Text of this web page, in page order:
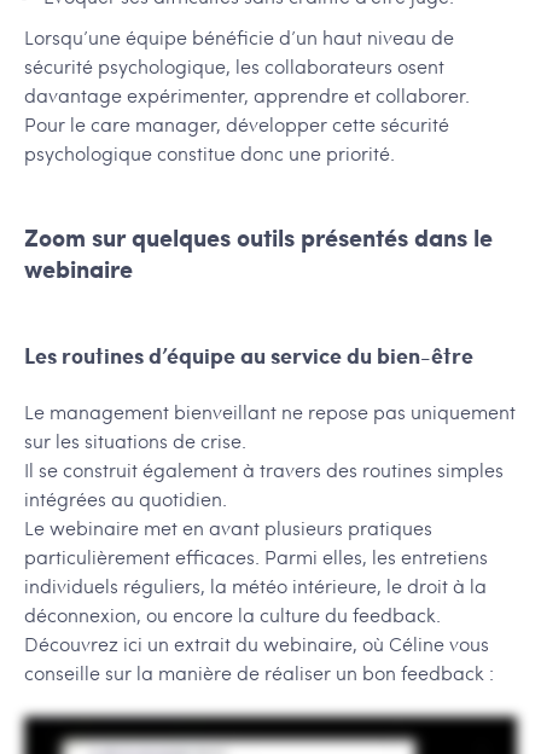
Lorsqu’une équipe bénéficie d’un haut niveau de
sécurité psychologique, les collaborateurs osent
davantage expérimenter, apprendre et collaborer.
Pour le care manager, développer cette sécurité
psychologique constitue donc une priorité.
Zoom sur quelques outils présentés dans le
webinaire
Les routines d’équipe au service du bien-être
Le management bienveillant ne repose pas uniquement
sur les situations de crise.
Il se construit également à travers des routines simples
intégrées au quotidien.
Le webinaire met en avant plusieurs pratiques
particulièrement efficaces. Parmi elles, les entretiens
individuels réguliers, la météo intérieure, le droit à la
déconnexion, ou encore la culture du feedback.
Découvrez ici un extrait du webinaire, où Céline vous
conseille sur la manière de réaliser un bon feedback :